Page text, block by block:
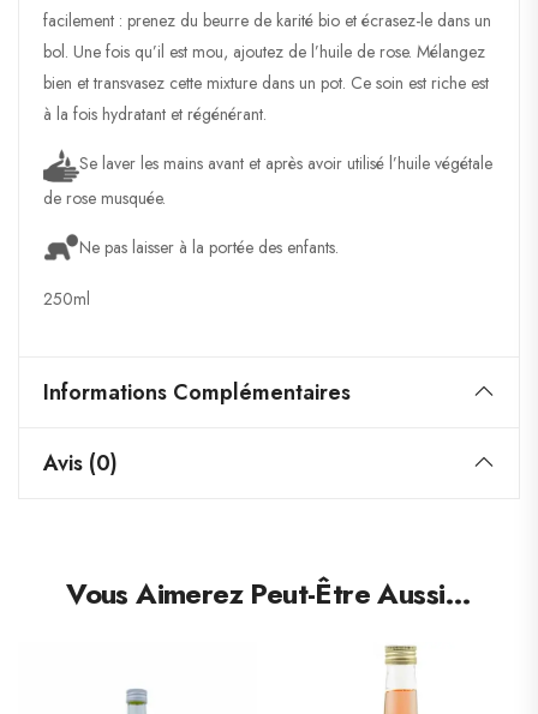
facilement : prenez du beurre de karité bio et écrasez-le dans un
bol. Une fois qu’il est mou, ajoutez de l’huile de rose. Mélangez
bien et transvasez cette mixture dans un pot. Ce soin est riche est
à la fois hydratant et régénérant.
Se laver les mains avant et après avoir utilisé l’huile végétale
de rose musquée.
Ne pas laisser à la portée des enfants.
250ml
Informations Complémentaires
Avis (0)
Vous Aimerez Peut-Être Aussi…